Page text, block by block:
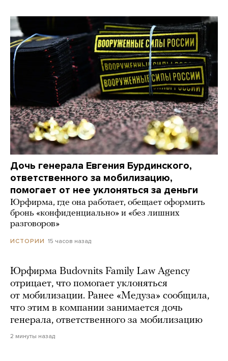
Дочь генерала Евгения Бурдинского,
ответственного за мобилизацию,
помогает от нее уклоняться за деньги
Юрфирма, где она работает, обещает оформить
бронь «конфиденциально» и «без лишних
разговоров»
ИСТОРИИ 15 часов назад
Юрфирма Budovnits Family Law Agency
отрицает, что помогает уклоняться
от мобилизации. Ранее «Медуза» сообщила,
что этим в компании занимается дочь
генерала, ответственного за мобилизацию
2 минуты назад